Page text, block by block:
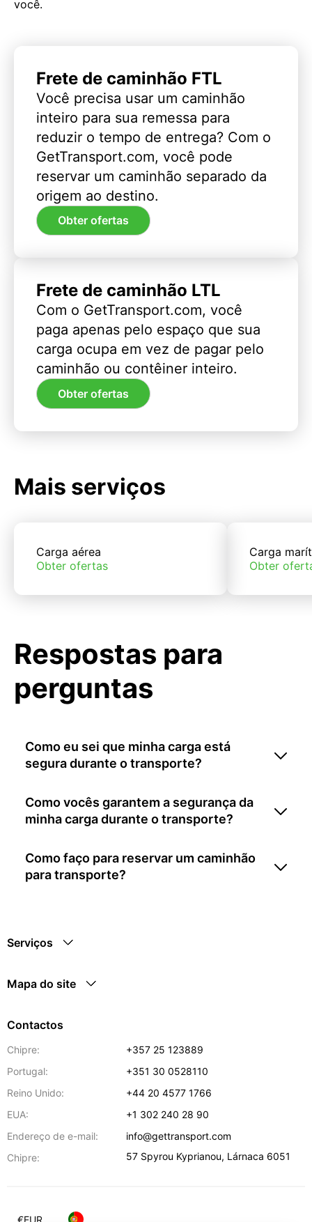
você.
Frete de caminhão FTL
Você precisa usar um caminhão
inteiro para sua remessa para
reduzir o tempo de entrega? Com o
GetTransport.com, você pode
reservar um caminhão separado da
origem ao destino.
Obter ofertas
Frete de caminhão LTL
Com o GetTransport.com, você
paga apenas pelo espaço que sua
carga ocupa em vez de pagar pelo
caminhão ou contêiner inteiro.
Obter ofertas
Mais serviços
Carga aérea
Obter ofertas
Carga
Obter
Respostas para
perguntas
Como eu sei que minha carga está
segura durante o transporte?
Como vocês garantem a segurança da
minha carga durante o transporte?
Como faço para reservar um caminhão
para transporte?
Serviços
Mapa do site
Contactos
Chipre:
+357 25 123889
Portugal:
+351 30 0528110
Reino Unido:
+44 20 4577 1766
EUA:
+1 302 240 28 90
Endereço de e-mail:
info@gettransport.com
Chipre:
57 Spyrou Kyprianou, Lárnaca 6051
€EUR